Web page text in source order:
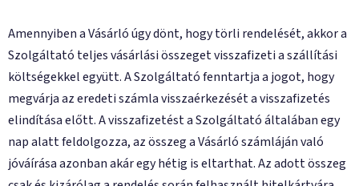
Amennyiben a Vásárló úgy dönt, hogy törli rendelését, akkor a
Szolgáltató teljes vásárlási összeget visszafizeti a szállítási
költségekkel együtt. A Szolgáltató fenntartja a jogot, hogy
megvárja az eredeti számla visszaérkezését a visszafizetés
elindítása előtt. A visszafizetést a Szolgáltató általában egy
nap alatt feldolgozza, az összeg a Vásárló számláján való
jóváírása azonban akár egy hétig is eltarthat. Az adott összeg